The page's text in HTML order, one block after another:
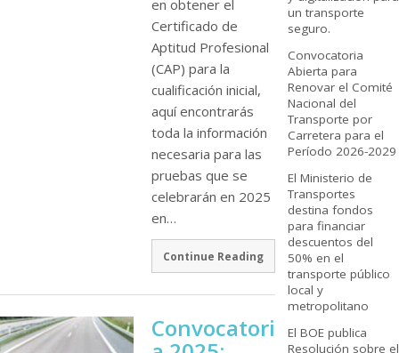
en obtener el
Certificado de
Aptitud Profesional
(CAP) para la
cualificación inicial,
aquí encontrarás
toda la información
necesaria para las
pruebas que se
celebrarán en 2025
en…
Continue Reading
Convocatori
un transporte
seguro.
Convocatoria
Abierta para
Renovar el Comité
Nacional del
Transporte por
Carretera para el
Período 2026-2029
El Ministerio de
Transportes
destina fondos
para financiar
descuentos del
50% en el
transporte público
local y
metropolitano
El BOE publica
Resolución sobre el